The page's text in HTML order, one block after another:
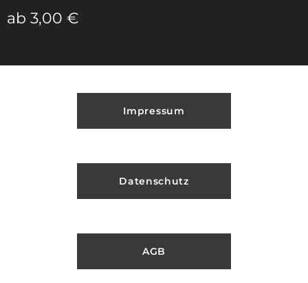
ab 3,00 €
Impressum
Datenschutz
AGB